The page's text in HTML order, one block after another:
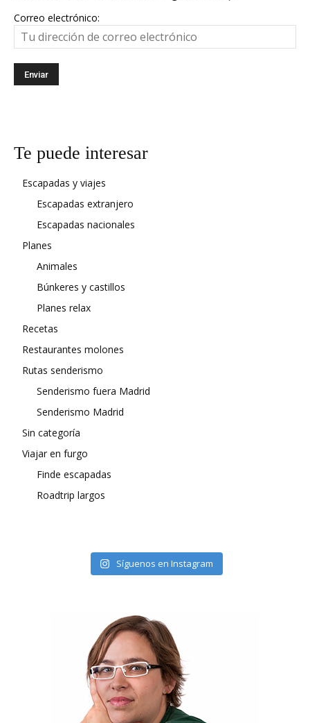
Correo electrónico:
Te puede interesar
Escapadas y viajes
Escapadas extranjero
Escapadas nacionales
Planes
Animales
Búnkeres y castillos
Planes relax
Recetas
Restaurantes molones
Rutas senderismo
Senderismo fuera Madrid
Senderismo Madrid
Sin categoría
Viajar en furgo
Finde escapadas
Roadtrip largos
Síguenos en Instagram